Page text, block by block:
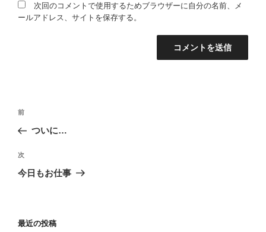
次回のコメントで使用するためブラウザーに自分の名前、メ
ールアドレス、サイトを保存する。
投
ビ
ゲ
ョ
過
の
稿
前
ついに…
次
投
次
今日もお仕事
最近の投稿